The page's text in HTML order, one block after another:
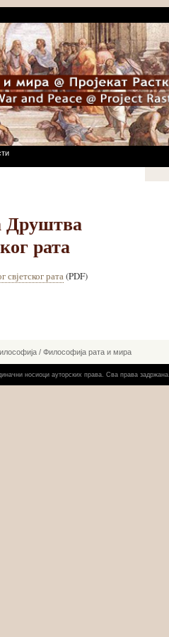
Друштва
рата
рата(PDF)
/ Философија рата и мира
носиоци ауторских права. Сва права задржана.